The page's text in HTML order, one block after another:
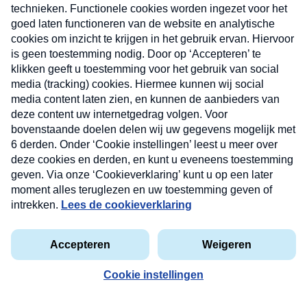
Verzend
Privacyverklaring
Cookieverklaring
Kwetsbaarheid melden
Copyright © 2026 MAX Vandaag - Omroep MAX
Nieuwsbrief
Neem hier een gratis abonnement op onze
nieuwsbrief. Elke vrijdag- en dinsdagochtend in uw